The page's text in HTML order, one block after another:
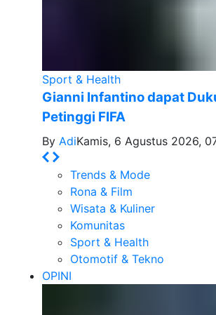
Sport & Health
Gianni Infantino dapat
Petinggi FIFA
By AdiKamis, 6 Agustus 2026,
Trends & Mode
Rona & Film
Wisata & Kuliner
Komunitas
Sport & Health
Otomotif & Tekno
OPINI